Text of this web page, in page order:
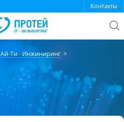
Контакты
поиск
Ти - Инжиниринг